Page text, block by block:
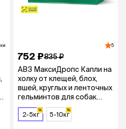
5
752 ₽835 ₽
АВЗ МаксиДропс Капли на
холку от клещей, блох,
вшей, круглых и ленточных
гельминтов для собак
весом от 2 до 5 кг, 1
пипетка
2-5кг 5-10кг